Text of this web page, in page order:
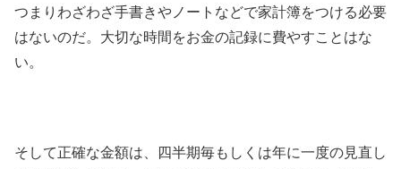
つまりわざわざ手書きやノートなどで家計簿をつける必要
はないのだ。大切な時間をお金の記録に費やすことはな
い。
そして正確な金額は、四半期毎もしくは年に一度の見直し